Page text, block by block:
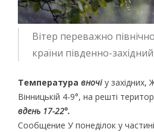
Вітер переважно
країни південно-
Температура вночіу західних,
Вінницькій 4-9°, на решті
вдень 17-22°.
Сообщение У понеділок у